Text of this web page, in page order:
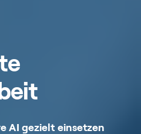
AI gezielt einsetzen